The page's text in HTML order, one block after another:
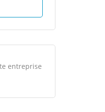
entreprise